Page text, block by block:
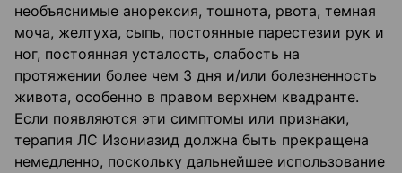
необъяснимые анорексия, тошнота, рвота, темная
моча, желтуха, сыпь, постоянные парестезии рук и
ног, постоянная усталость, слабость на
протяжении более чем 3 дня и/или болезненность
живота, особенно в правом верхнем квадранте.
Если появляются эти симптомы или признаки,
терапия ЛС Изониазид должна быть прекращена
немедленно, поскольку дальнейшее использование